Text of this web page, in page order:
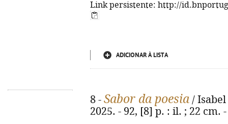
Link persistente: http://
ADICIONAR À LISTA
8 - Sabor da poesia / Isabel
2025. - 92, [8] p. : il. ; 22 cm.